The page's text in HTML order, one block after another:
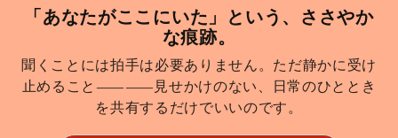
「あなたがここにいた」という、ささやか
な痕跡。
聞くことには拍手は必要ありません。ただ静かに受け
止めること――見せかけのない、日常のひととき
を共有するだけでいいのです。